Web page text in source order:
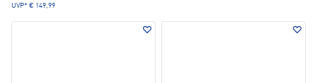
UVP* € 149,99